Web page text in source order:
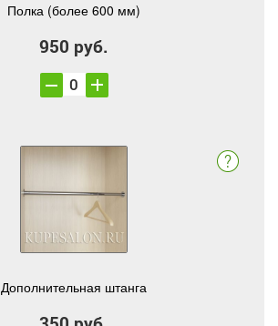
Полка (более 600 мм)
950 руб.
Дополнительная штанга